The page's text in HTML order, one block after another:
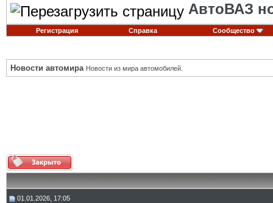
АвтоВАЗ
Регистрация Справка Сообщество
Новости автомира Новости из мира автомобилей.
01.01.2026, 17:05